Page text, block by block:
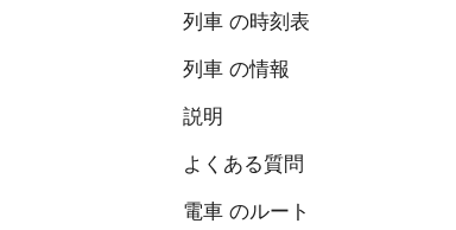
列車 の時刻表
列車 の情報
説明
よくある質問
電車 のルート
9.1 / 10 点、50 件